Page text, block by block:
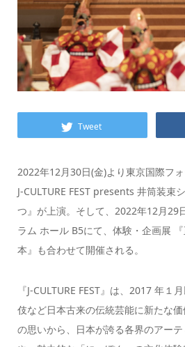
Tweet
2022年12月30日(金)より東京国際フォ
J-CULTURE FEST presents 井筒装束
つ』が上演。そして、2022年12月29
ラム ホール B5にて、体験・企画展
本』も合わせて開催される。
『J-CULTURE FEST』は、2017 年１
伎など日本古来の伝統芸能に新たな
の思いから、日本が誇る各界のアー